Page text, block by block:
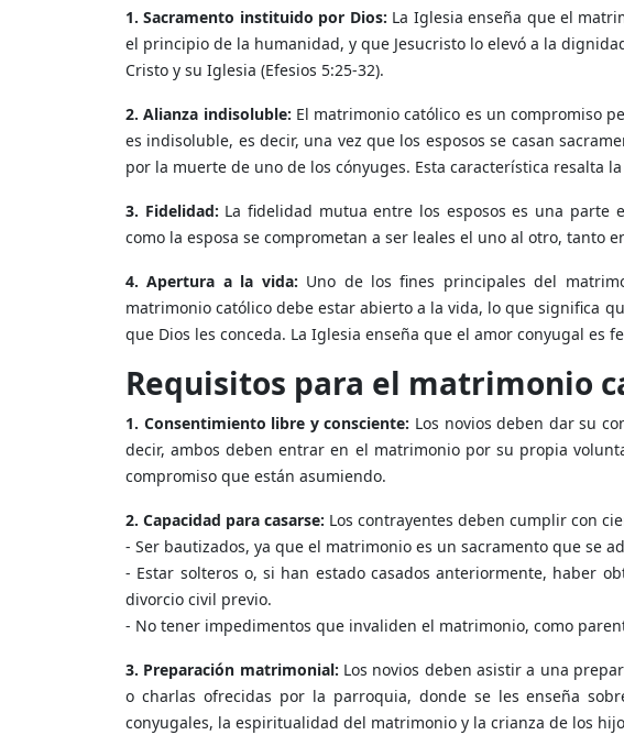
1. Sacramento instituido por Dios: La Iglesia enseña que el
el principio de la humanidad, y que Jesucristo lo elevó a la
Cristo y su Iglesia (Efesios 5:25-32).
2. Alianza indisoluble: El matrimonio católico es un compromiso
es indisoluble, es decir, una vez que los esposos se casan
por la muerte de uno de los cónyuges. Esta característica resalta
3. Fidelidad: La fidelidad mutua entre los esposos es una parte
como la esposa se comprometan a ser leales el uno al otro, tanto
4. Apertura a la vida: Uno de los fines principales del
matrimonio católico debe estar abierto a la vida, lo que significa
que Dios les conceda. La Iglesia enseña que el amor conyugal es
Requisitos para el matrimonio
1. Consentimiento libre y consciente: Los novios deben dar su
decir, ambos deben entrar en el matrimonio por su propia
compromiso que están asumiendo.
2. Capacidad para casarse: Los contrayentes deben cumplir con
- Ser bautizados, ya que el matrimonio es un sacramento que se
- Estar solteros o, si han estado casados anteriormente, haber
divorcio civil previo.
- No tener impedimentos que invaliden el matrimonio, como
3. Preparación matrimonial: Los novios deben asistir a una
o charlas ofrecidas por la parroquia, donde se les enseña
conyugales, la espiritualidad del matrimonio y la crianza de los